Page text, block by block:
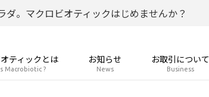
ダ。マクロビオティックはじめませんか？
ティックとは
Macrobiotic ?
お知らせ
News
お取引について
Business